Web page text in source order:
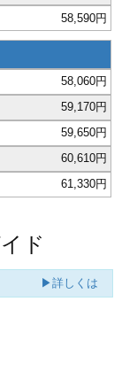
58,590円
58,060円
59,170円
59,650円
60,610円
61,330円
ド
▶詳しくは